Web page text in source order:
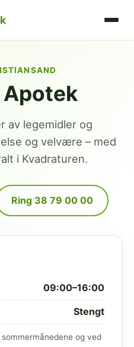
av legemidler og
og velvære – med
i Kvadraturen.
Ring 38 79 00 00
09:00–16:00
Stengt
og ved